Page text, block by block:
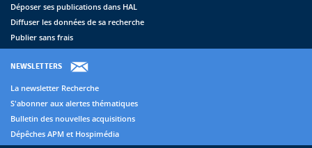
Déposer ses publications dans HAL
Diffuser les données de sa recherche
Publier sans frais
NEWSLETTERS
La newsletter Recherche
S'abonner aux alertes thématiques
Bulletin des nouvelles acquisitions
Dépêches APM et Hospimédia